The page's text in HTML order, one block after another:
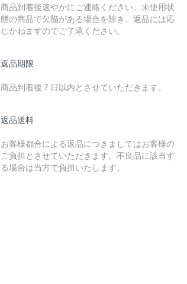
商品到着後速やかにご連絡ください。未使用状
態の商品で欠陥がある場合を除き、返品には応
じかねますのでご了承ください。
返品期限
商品到着後７日以内とさせていただきます。
返品送料
お客様都合による返品につきましてはお客様の
ご負担とさせていただきます。不良品に該当す
る場合は当方で負担いたします。